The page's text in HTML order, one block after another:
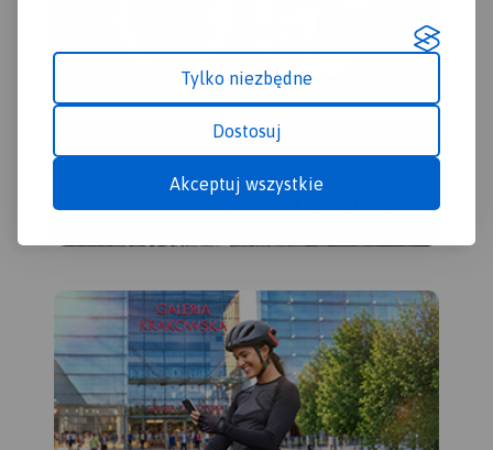
Tylko niezbędne
Dostosuj
Akceptuj wszystkie